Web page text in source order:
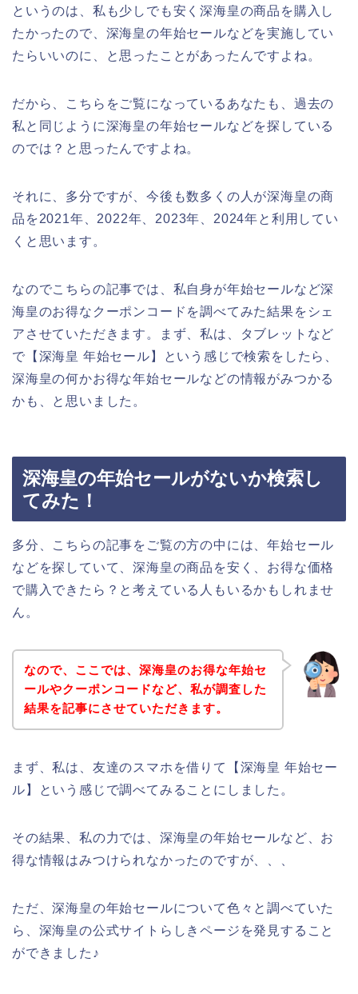
というのは、私も少しでも安く深海皇の商品を購入し
たかったので、深海皇の年始セールなどを実施してい
たらいいのに、と思ったことがあったんですよね。
だから、こちらをご覧になっているあなたも、過去の
私と同じように深海皇の年始セールなどを探している
のでは？と思ったんですよね。
それに、多分ですが、今後も数多くの人が深海皇の商
品を2021年、2022年、2023年、2024年と利用してい
くと思います。
なのでこちらの記事では、私自身が年始セールなど深
海皇のお得なクーポンコードを調べてみた結果をシェ
アさせていただきます。まず、私は、タブレットなど
で【深海皇 年始セール】という感じで検索をしたら、
深海皇の何かお得な年始セールなどの情報がみつかる
かも、と思いました。
深海皇の年始セールがないか検索し
てみた！
多分、こちらの記事をご覧の方の中には、年始セール
などを探していて、深海皇の商品を安く、お得な価格
で購入できたら？と考えている人もいるかもしれませ
ん。
なので、ここでは、深海皇のお得な年始セ
ールやクーポンコードなど、私が調査した
結果を記事にさせていただきます。
まず、私は、友達のスマホを借りて【深海皇 年始セー
ル】という感じで調べてみることにしました。
その結果、私の力では、深海皇の年始セールなど、お
得な情報はみつけられなかったのですが、、、
ただ、深海皇の年始セールについて色々と調べていた
ら、深海皇の公式サイトらしきページを発見すること
ができました♪